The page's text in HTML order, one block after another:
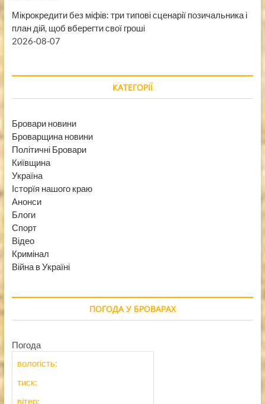
Мікрокредити без міфів: три типові сценарії позичальника і
план дій, щоб вберегти свої гроші
2026-08-07
КАТЕГОРІЇ
Бровари новини
Броварщина новини
Політичні Бровари
Київщина
Україна
Історїя нашого краю
Анонси
Блоги
Спорт
Відео
Кримінал
Війна в Україні
ПОГОДА У БРОВАРАХ
Погода
вологість:
тиск:
вітер: